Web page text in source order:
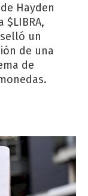
Hayden
un
de una
de